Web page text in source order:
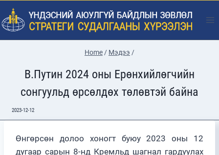
Skip
to
content
Home/ Мэдээ /
В.Путин 2024 оны Ерөнхийлөгчийн
сонгуульд өрсөлдөх төлөвтэй байна
2023-12-12
Өнгөрсөн долоо хоногт буюу 2023 оны 12
дугаар сарын 8-нд Кремльд шагнал гардуулах